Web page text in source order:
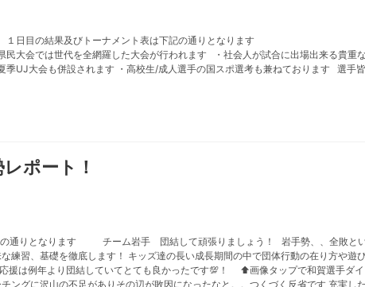
日目の結果及びトーナメント表は下記の通りとなります
ます ・社会人が試合に出場出来る貴重な大
大会も併設されます ・高校生/成人選手の国スポ選考も兼ねております 選手皆
ポート！
通りとなります チーム岩手 団結して頑張りましょう！ 岩手勢、、全敗と
練習、基礎を徹底します！ キッズ達の長い成長期間の中で団体行動の在り方や遊
援は例年より団結していてとても良かったです💯！ ⬆️画像タップで和賀選手ダ
ングに沢山の不足がありその辺が敗因になったなと。。つくづく反省です 充実し